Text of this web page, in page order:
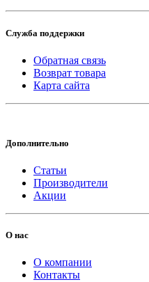
Служба поддержки
Обратная связь
Возврат товара
Карта сайта
Дополнительно
Статьи
Производители
Акции
О нас
О компании
Контакты